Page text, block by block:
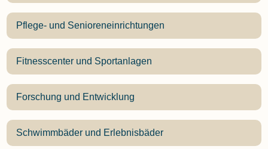
Pflege- und Senioreneinrichtungen
Fitnesscenter und Sportanlagen
Forschung und Entwicklung
Schwimmbäder und Erlebnisbäder